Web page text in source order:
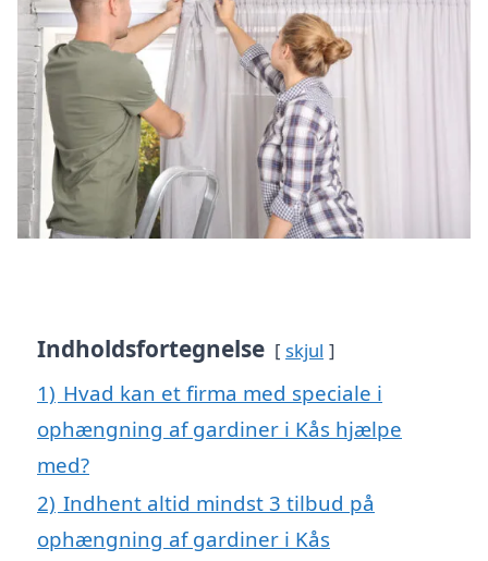
Indholdsfortegnelse skjul
1) Hvad kan et firma med speciale i
ophængning af gardiner i Kås hjælpe
med?
2) Indhent altid mindst 3 tilbud på
ophængning af gardiner i Kås